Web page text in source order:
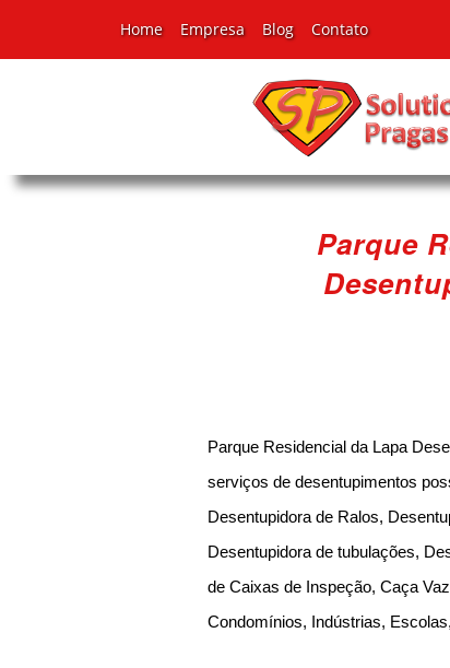
Home Empresa Blog Contato
Parque
Parque Residencial da Lapa
serviços de desentupimentos
Desentupidora de Ralos,
Desentupidora de tubulações,
de Caixas de Inspeção, Caça
Condomínios, Indústrias,